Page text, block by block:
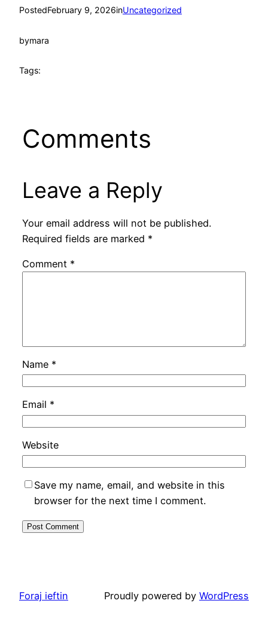
PostedFebruary 9, 2026inUncategorized
bymara
Tags:
Comments
Leave a Reply
Your email address will not be published.
Required fields are marked *
Comment *
Name *
Email *
Website
Save my name, email, and website in this
browser for the next time I comment.
Foraj ieftin Proudly powered by WordPress